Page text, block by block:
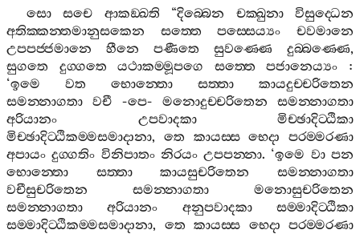
සො සචෙ ආකඞ‍්ඛති “දිබ‍්බෙන චක‍්ඛුනා
විසුද‍්ධෙන
අතික‍්කන‍්තමානුසකෙන
සත‍්තෙ පස‍්සෙය්‍යං
චවමානෙ
උපපජ‍්ජමානෙ
හීනෙ පණීතෙ සුවණ‍්ණෙ දුබ‍්බණ‍්ණෙ,
සුගතෙ
දුග‍්ගතෙ යථාකම‍්මූපගෙ සත‍්තෙ පජානෙය්‍යං :
‘ඉමෙ වත භොන‍්තො සත‍්තා
කායදුච‍්චරිතෙන
සමන‍්නාගතා
වචී -පෙ- මනොදුච‍්චරිතෙන
සමන‍්නාගතා
අරියානං
උපවාදකා
මිච‍්ඡාදිට‍්ඨිකා
මිච‍්ඡාදිට‍්ඨිකම‍්මසමාදානා, තෙ කායස‍්ස භෙදා
පරම‍්මරණා
අපායං දුග‍්ගතිං විනිපාතං නිරයං උපපන‍්නා. ‘ඉමෙ වා පන
භොන‍්තො
සත‍්තා කායසුචරිතෙන
සමන‍්නාගතා
වචීසුචරිතෙන
සමන‍්නාගතා
මනොසුචරිතෙන
සමන‍්නාගතා
අරියානං අනුපවාදකා
සම‍්මාදිට‍්ඨිකා
සම‍්මාදිට‍්ඨිකම‍්මසමාදානා, තෙ කායස‍්ස භෙදා පරම‍්මරණා